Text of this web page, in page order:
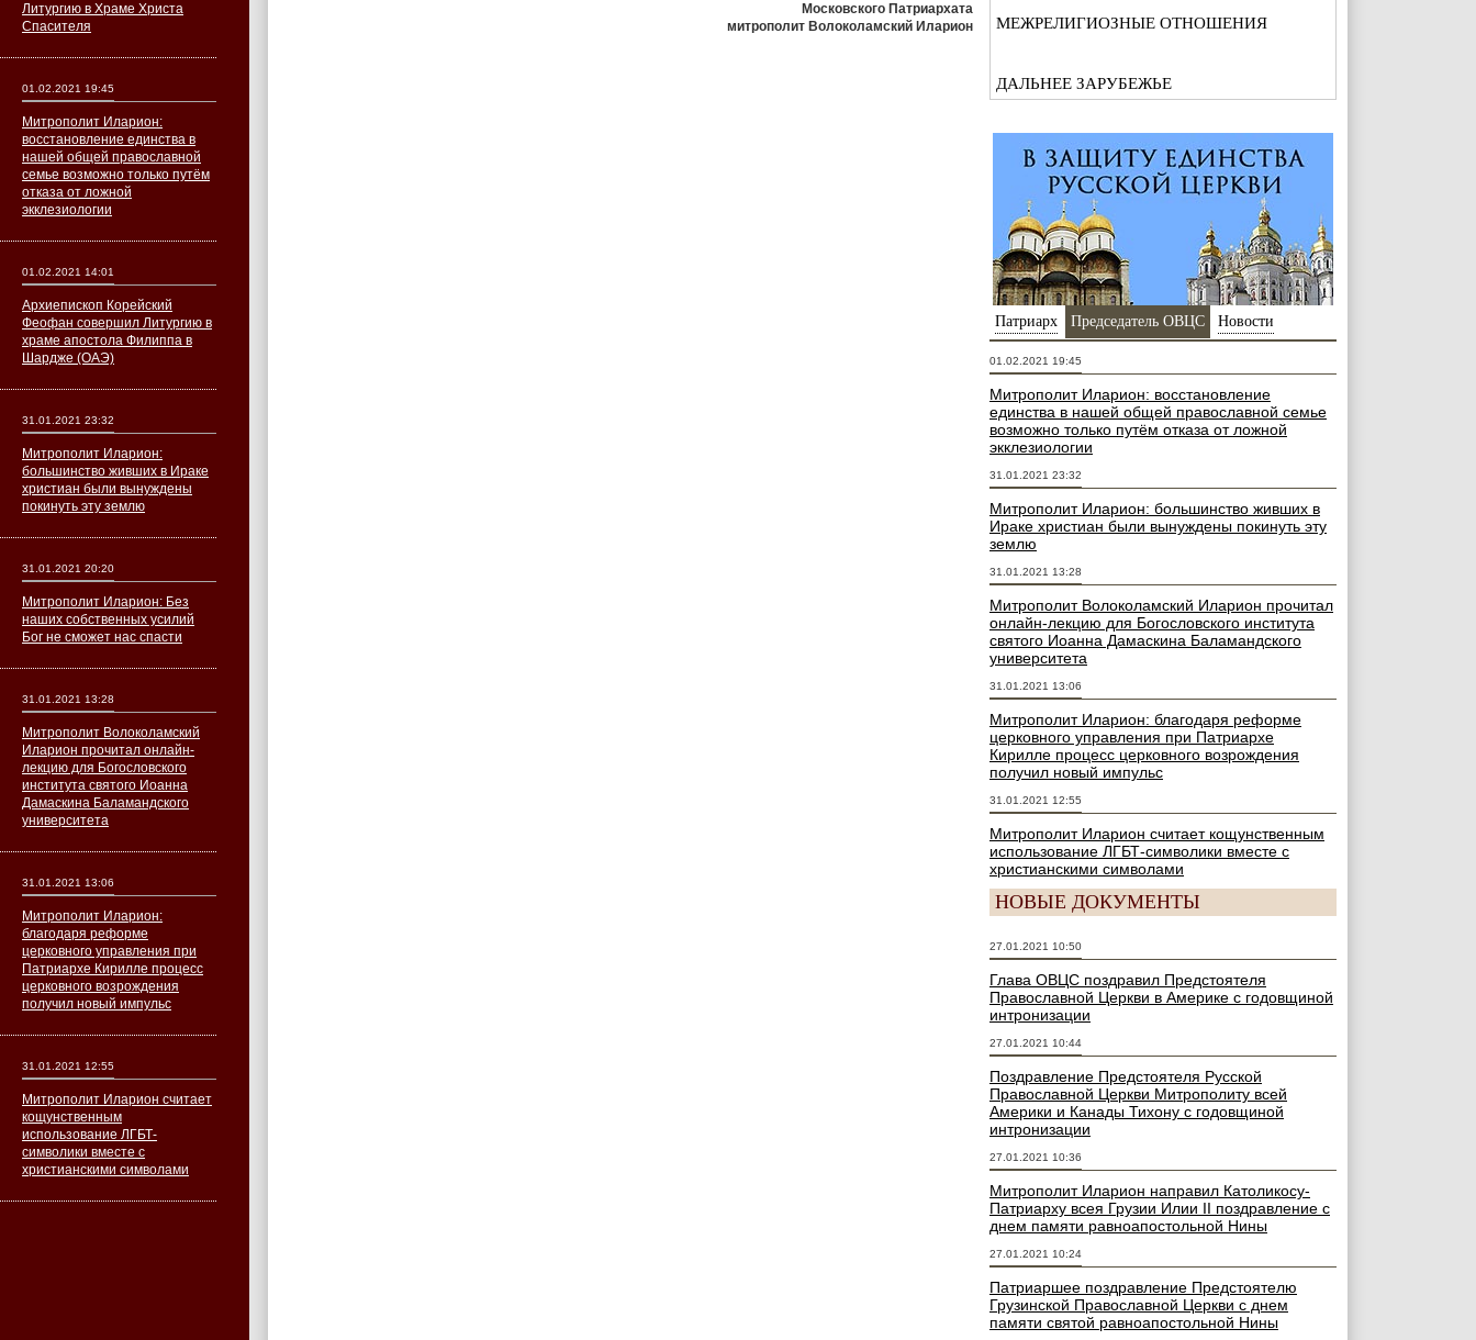
Московского Патриархата
митрополит Волоколамский Иларион
МЕЖРЕЛИГИОЗНЫЕ ОТНОШЕНИЯ
ДАЛЬНЕЕ ЗАРУБЕЖЬЕ
Патриарх Председатель ОВЦС Новости
01.02.2021 19:45
Митрополит Иларион: восстановление
единства в нашей общей православной семье
возможно только путём отказа от ложной
экклезиологии
31.01.2021 23:32
Митрополит Иларион: большинство живших в
Ираке христиан были вынуждены покинуть эту
землю
31.01.2021 13:28
Митрополит Волоколамский Иларион прочитал
онлайн-лекцию для Богословского института
святого Иоанна Дамаскина Баламандского
университета
31.01.2021 13:06
Митрополит Иларион: благодаря реформе
церковного управления при Патриархе
Кирилле процесс церковного возрождения
получил новый импульс
31.01.2021 12:55
Митрополит Иларион считает кощунственным
использование ЛГБТ-символики вместе с
христианскими символами
НОВЫЕ ДОКУМЕНТЫ
27.01.2021 10:50
Глава ОВЦС поздравил Предстоятеля
Православной Церкви в Америке с годовщиной
интронизации
27.01.2021 10:44
Поздравление Предстоятеля Русской
Православной Церкви Митрополиту всей
Америки и Канады Тихону с годовщиной
интронизации
27.01.2021 10:36
Митрополит Иларион направил Католикосу-
Патриарху всея Грузии Илии II поздравление с
днем памяти равноапостольной Нины
27.01.2021 10:24
Патриаршее поздравление Предстоятелю
Грузинской Православной Церкви с днем
памяти святой равноапостольной Нины
Литургию в Храме Христа
Спасителя
01.02.2021 19:45
Митрополит Иларион:
восстановление единства в
нашей общей православной
семье возможно только путём
отказа от ложной
экклезиологии
01.02.2021 14:01
Архиепископ Корейский
Феофан совершил Литургию в
храме апостола Филиппа в
Шардже (ОАЭ)
31.01.2021 23:32
Митрополит Иларион:
большинство живших в Ираке
христиан были вынуждены
покинуть эту землю
31.01.2021 20:20
Митрополит Иларион: Без
наших собственных усилий
Бог не сможет нас спасти
31.01.2021 13:28
Митрополит Волоколамский
Иларион прочитал онлайн-
лекцию для Богословского
института святого Иоанна
Дамаскина Баламандского
университета
31.01.2021 13:06
Митрополит Иларион:
благодаря реформе
церковного управления при
Патриархе Кирилле процесс
церковного возрождения
получил новый импульс
31.01.2021 12:55
Митрополит Иларион считает
кощунственным
использование ЛГБТ-
символики вместе с
христианскими символами